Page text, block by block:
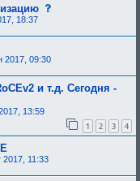
б
и
е
,
б
18:37
2017, 09:30
и т.д. Сегодня -
13:59
1 2 3 4
2017, 11:33